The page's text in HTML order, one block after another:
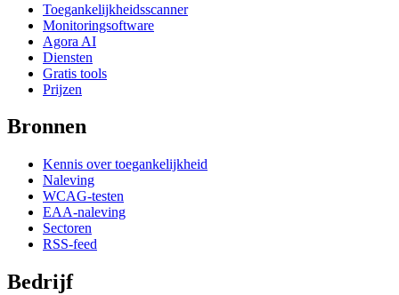
Toegankelijkheidsscanner
Monitoringsoftware
Agora AI
Diensten
Gratis tools
Prijzen
Bronnen
Kennis over toegankelijkheid
Naleving
WCAG-testen
EAA-naleving
Sectoren
RSS-feed
Bedrijf